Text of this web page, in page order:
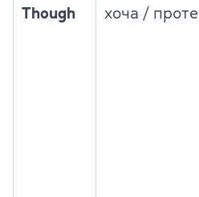
Though хоча / проте